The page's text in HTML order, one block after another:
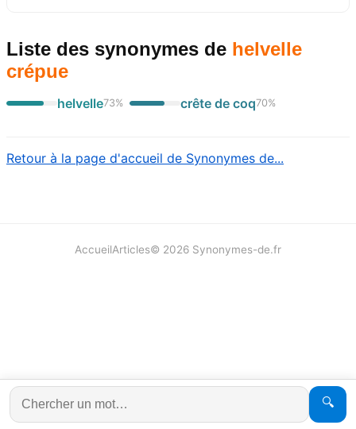
Liste des synonymes de helvelle
crépue
helvelle73% crête de coq70%
Retour à la page d'accueil de Synonymes de...
🔍
AccueilArticles© 2026 Synonymes-de.fr